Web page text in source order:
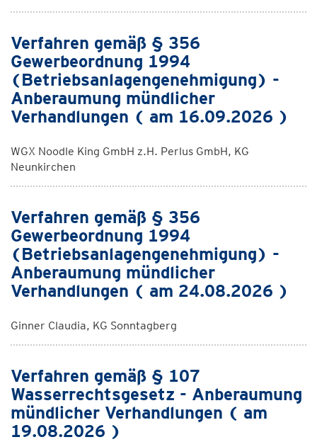
Verfahren gemäß § 356
Gewerbeordnung 1994
(Betriebsanlagengenehmigung) -
Anberaumung mündlicher
Verhandlungen ( am 16.09.2026 )
WGX Noodle King GmbH z.H. Perlus GmbH, KG
Neunkirchen
Verfahren gemäß § 356
Gewerbeordnung 1994
(Betriebsanlagengenehmigung) -
Anberaumung mündlicher
Verhandlungen ( am 24.08.2026 )
Ginner Claudia, KG Sonntagberg
Verfahren gemäß § 107
Wasserrechtsgesetz - Anberaumung
mündlicher Verhandlungen ( am
19.08.2026 )